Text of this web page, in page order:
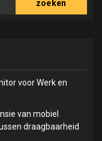
zoeken
voor Werk en
van mobiel
draagbaarheid